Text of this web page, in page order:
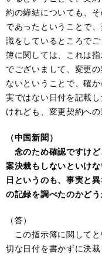
約の締結についても、
であったということで
識をしているところで
簿に関しては、これは
でございまして、変更
ないということで、確
実ではない日付を記載
けれども、変更契約へ
（中国新聞）
念のため確認ですけ
案決裁もしないといけ
日というのも、事実と
の記録を調べたのかど
（答）
この指示簿に関して
切な日付を書かずに決